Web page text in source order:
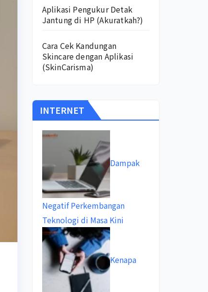
Aplikasi Pengukur Detak
Jantung di HP (Akuratkah?)
Cara Cek Kandungan
Skincare dengan Aplikasi
(SkinCarisma)
INTERNET
Dampak
Negatif Perkembangan
Teknologi di Masa Kini
Kenapa